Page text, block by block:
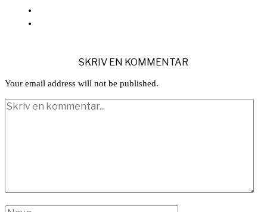
SKRIV EN KOMMENTAR
Your email address will not be published.